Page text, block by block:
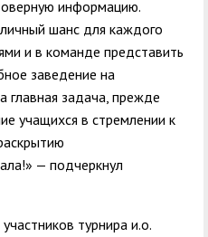
информацию.
шанс для каждого
и в команде представить
заведение на
главная задача, прежде
учащихся в стремлении к
— подчеркнул
турнира и.о.